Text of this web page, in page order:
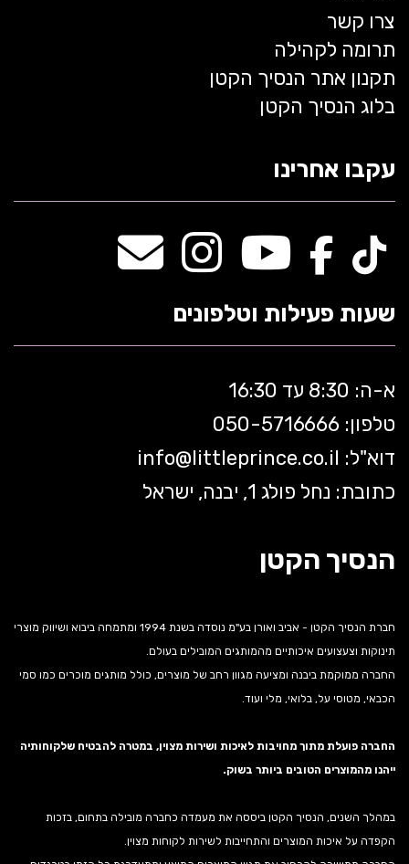
צרו קשר
תרומה לקהילה
תקנון אתר הנסיך הקטן
בלוג הנסיך הקטן
עקבו אחרינו
שעות פעילות וטלפונים
א-ה: 8:30 עד 16:30
טלפון: 050-5 716666
דוא"ל:
info@littleprince.co.il
כתובת: נחל פולג 1, יבנה, ישראל
הנסיך הקטן
חברת הנסיך הקטן - אביב ואורן בע"מ נוסדה בשנת 1994 ומתמחה ביבוא ושיווק מוצרי
תינוקות וצעצועים איכותיים מהמותגים המובילים בעולם.
החברה ממוקמת ביבנה ומציעה מגוון רחב של מוצרים, כולל מותגים מוכרים כמו סמי
הכבאי, מטוסי על, בלואי, מלי ועוד.
החברה פועלת מתוך מחויבות לאיכות ושירות מצוין, במטרה להבטיח שלקוחותיה
ייהנו מהמוצרים הטובים ביותר בשוק.
במהלך השנים, הנסיך הקטן ביססה את מעמדה כחברה מובילה בתחום, בזכות
הקפדה על איכות המוצרים והתחייבות לשירות לקוחות מצוין.